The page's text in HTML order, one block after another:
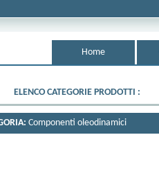
Home
ELENCO CATEGORIE PRODOTTI :
Componenti oleodinamici